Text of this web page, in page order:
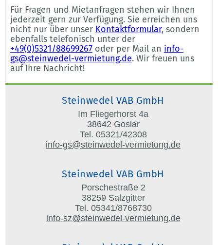
Für Fragen und Mietanfragen stehen wir Ihnen
jederzeit gern zur Verfügung. Sie erreichen uns
nicht nur über unser Kontaktformular, sondern
ebenfalls telefonisch unter der
+49(0)5321/88699267oder per Mail an info-
gs@steinwedel-vermietung.de. Wir freuen uns
auf Ihre Nachricht!
Steinwedel VAB GmbH
Im Fliegerhorst 4a
38642 Goslar
Tel. 05321/42308
info-gs@steinwedel-vermietung.de
Steinwedel VAB GmbH
Porschestraße 2
38259 Salzgitter
Tel. 05341/8768730
info-sz@steinwedel-vermietung.de